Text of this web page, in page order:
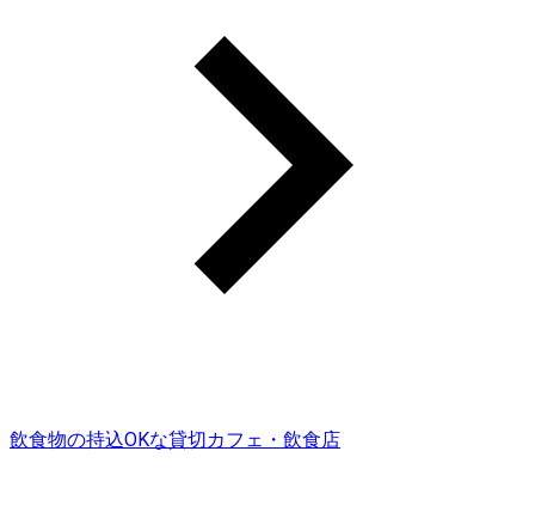
飲食物の持込OKな貸切カフェ・飲食店